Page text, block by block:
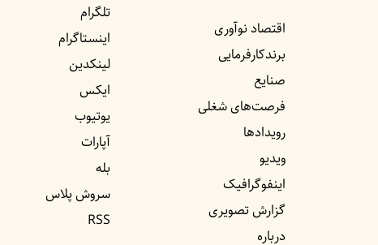
اقتصاد نوآوری
برندکارفرمایی
صنایع
فرصت‌های شغلی
رویداد‌ها
ویدیو
اینفوگرافیک
گزارش تصویری
درباره
تلگرام
اینستاگرام
لینکدین
ایکس
یوتیوب
آپارات
بله
سروش پلاس
RSS